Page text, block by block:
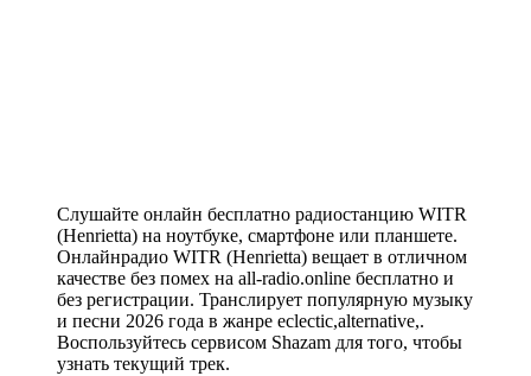
Слушайте онлайн бесплатно радиостанцию WITR
(Henrietta) на ноутбуке, смартфоне или планшете.
Онлайнрадио WITR (Henrietta) вещает в отличном
качестве без помех на all-radio.online бесплатно и
без регистрации. Транслирует популярную музыку
и песни 2026 года в жанре eclectic,alternative,.
Воспользуйтесь сервисом Shazam для того, чтобы
узнать текущий трек.